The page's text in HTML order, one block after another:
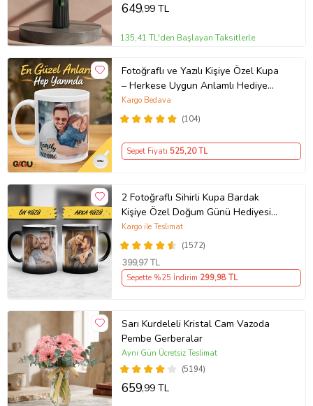
649,99 TL
135,41 TL'den Başlayan Taksitlerle
Fotoğraflı ve Yazılı Kişiye Özel Kupa
– Herkese Uygun Anlamlı Hediye
Porselen Baskılı Kupa (Beyaz)
(104)
Kargo Bedava
Sepet Fiyatı 525,20 TL
2 Fotoğraflı Sihirli Kupa Bardak
Kişiye Özel Doğum Günü Hediyesi
Sevgiliye Hediye Anneye Babaya
Ablaya Abiye Kız Erkek Kardeşe
Arkadaşa Resimli Günü Yıl Dönümü
Hediyesi
(1572)
Kargo ile Teslimat
399,97 TL
Sepette %25 İndirim 299,98 TL
Sarı Kurdeleli Kristal Cam Vazoda
Pembe Gerberalar
(5194)
Aynı Gün Ücretsiz Teslimat
659,99 TL